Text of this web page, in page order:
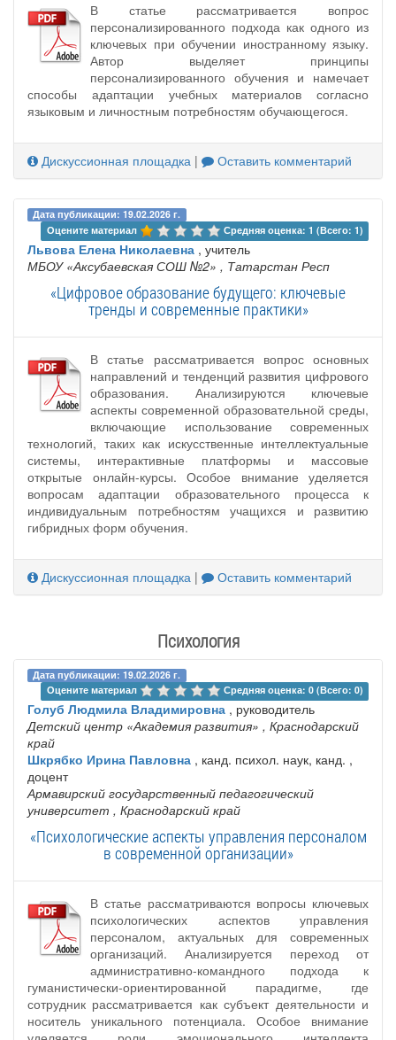
В статье рассматривается вопрос
персонализированного подхода как одного из
ключевых при обучении иностранному языку.
Автор выделяет принципы
персонализированного обучения и намечает
способы адаптации учебных материалов согласно
языковым и личностным потребностям обучающегося.
Дискуссионная площадка | Оставить комментарий
Дата публикации: 19.02.2026 г.
Оцените материал
Средняя оценка: 1 (Всего: 1)
Львова Елена Николаевна , учитель
МБОУ «Аксубаевская СОШ №2» , Татарстан Респ
«Цифровое образование будущего: ключевые
тренды и современные практики»
В статье рассматривается вопрос основных
направлений и тенденций развития цифрового
образования. Анализируются ключевые
аспекты современной образовательной среды,
включающие использование современных
технологий, таких как искусственные интеллектуальные
системы, интерактивные платформы и массовые
открытые онлайн-курсы. Особое внимание уделяется
вопросам адаптации образовательного процесса к
индивидуальным потребностям учащихся и развитию
гибридных форм обучения.
Дискуссионная площадка | Оставить комментарий
Психология
Дата публикации: 19.02.2026 г.
Оцените материал
Средняя оценка: 0 (Всего: 0)
Голуб Людмила Владимировна , руководитель
Детский центр «Академия развития» , Краснодарский
край
Шкрябко Ирина Павловна , канд. психол. наук, канд. ,
доцент
Армавирский государственный педагогический
университет , Краснодарский край
«Психологические аспекты управления персоналом
в современной организации»
В статье рассматриваются вопросы ключевых
психологических аспектов управления
персоналом, актуальных для современных
организаций. Анализируется переход от
административно-командного подхода к
гуманистически-ориентированной парадигме, где
сотрудник рассматривается как субъект деятельности и
носитель уникального потенциала. Особое внимание